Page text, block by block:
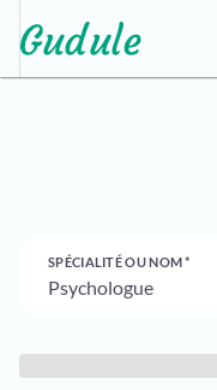
SPÉCIALITÉ OU NOM